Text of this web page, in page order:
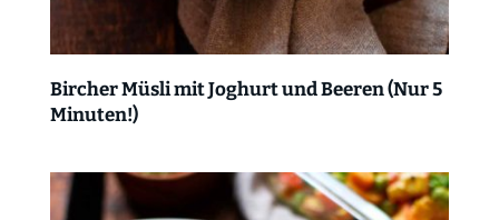
Bircher Müsli mit Joghurt und Beeren (Nur 5
Minuten!)